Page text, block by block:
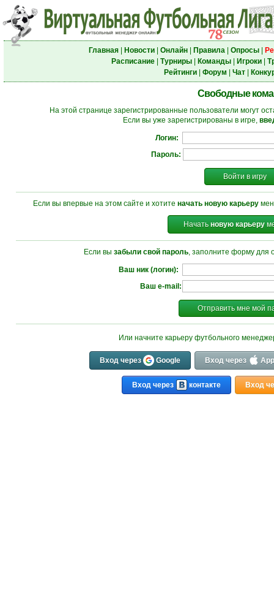
Главная| Новости| Онлайн| Правила| Опросы|
Расписание| Турниры| Команды| Игроки|
Рейтинги| Форум Чат|
Свободные
На этой странице зарегистрированные пользователи могут
Если вы уже зарегистрированы в игре,
Логин:
Пароль:
Войти в игру
Если вы впервые на этом сайте и хотите начать новую карьеру
Начать новую карьеру
Если вы забыли свой пароль, заполните форму для
Ваш ник (логин):
Ваш e-mail:
Отправить мне мой
Или начните карьеру футбольного
Вход через Google Вход через
Вход через контакте Вход